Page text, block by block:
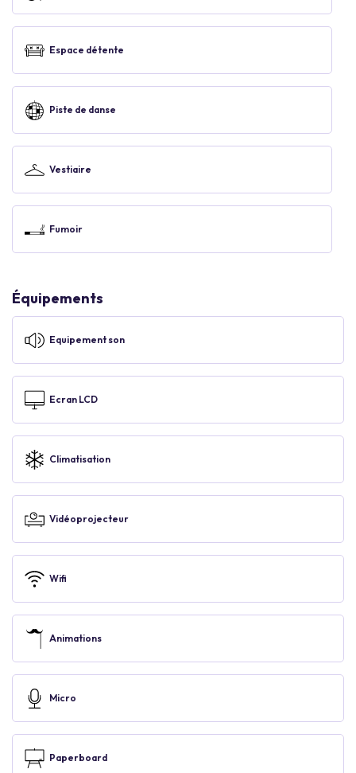
Espace détente
Piste de danse
Vestiaire
Fumoir
Équipements
Equipement son
Ecran LCD
Climatisation
Vidéoprojecteur
Wifi
Animations
Micro
Paperboard